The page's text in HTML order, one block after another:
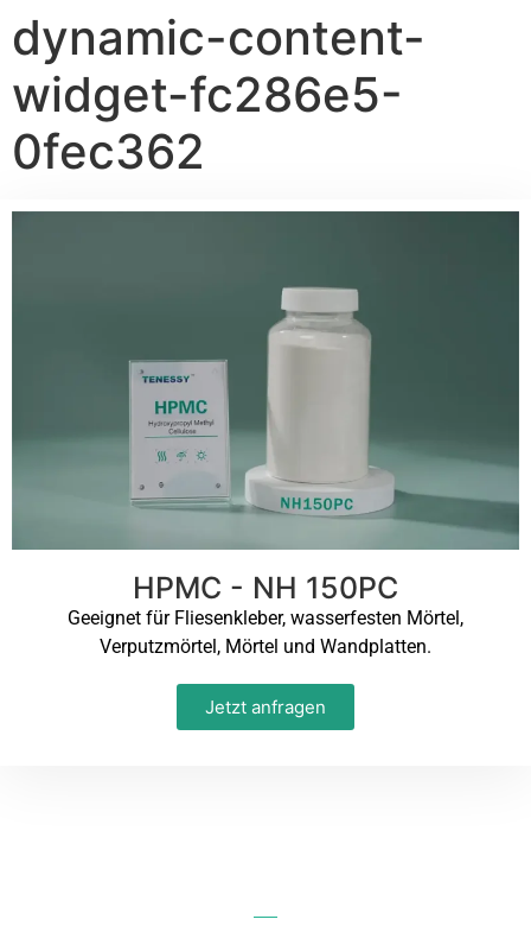
dynamic-content-
widget-fc286e5-
0fec362
HPMC - NH 150PC
Geeignet für Fliesenkleber, wasserfesten Mörtel,
Verputzmörtel, Mörtel und Wandplatten.
Jetzt anfragen